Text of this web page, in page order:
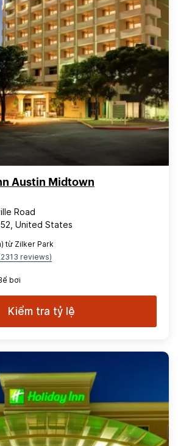
Austin Midtown
Road
United States
từ Zilker Park
reviews)
bơi
Kiểm tra tỷ lệ